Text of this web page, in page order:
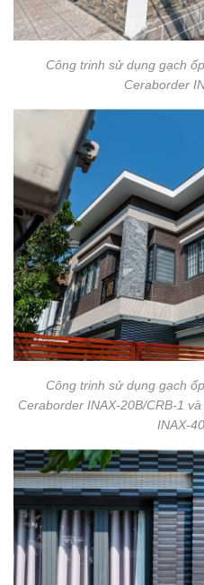
Công trinh sử dụng gạch
Ceraborder
Công trinh sử dụng gạch
Ceraborder INAX-20B/CRB-1
INAX-